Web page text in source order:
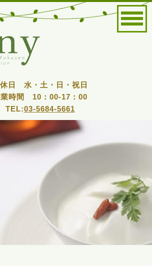
日 水・土・日・祝日
時間 10：00-17：00
TEL:03-5684-5661